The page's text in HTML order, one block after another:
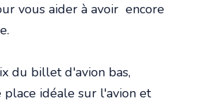
vous aider à avoir encore
du billet d'avion bas,
place idéale sur l'avion et